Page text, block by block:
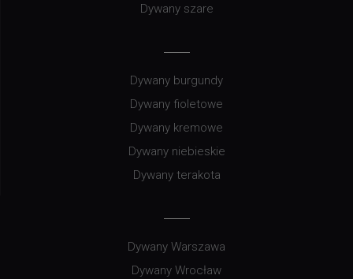
Dywany szare
Dywany burgundy
Dywany fioletowe
Dywany kremowe
Dywany niebieskie
Dywany terakota
Dywany Warszawa
Dywany Wrocław